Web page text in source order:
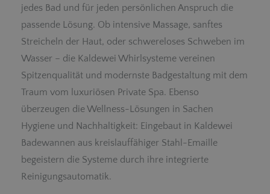
jedes Bad und für jeden persönlichen Anspruch die
passende Lösung. Ob intensive Massage, sanftes
Streicheln der Haut, oder schwereloses Schweben im
Wasser – die Kaldewei Whirlsysteme vereinen
Spitzenqualität und modernste Badgestaltung mit dem
Traum vom luxuriösen Private Spa. Ebenso
überzeugen die Wellness-Lösungen in Sachen
Hygiene und Nachhaltigkeit: Eingebaut in Kaldewei
Badewannen aus kreislauffähiger Stahl-Emaille
begeistern die Systeme durch ihre integrierte
Reinigungsautomatik.